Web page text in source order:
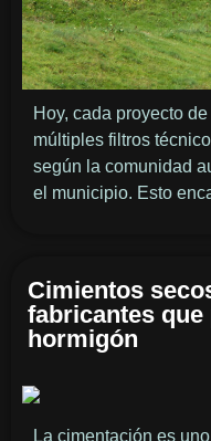
Hoy, cada proyecto
múltiples filtros
según la comunidad
el municipio. Esto
Cimientos
fabricantes
hormigón
La cimentación es